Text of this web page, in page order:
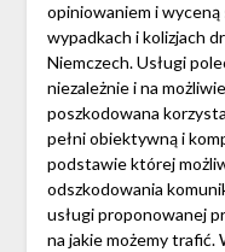
opiniowaniem i
wypadkach i kolizjach
Niemczech. Usługi
niezależnie i na
poszkodowana
pełni obiektywną i
podstawie której
odszkodowania
usługi proponowanej
na jakie możemy trafić.